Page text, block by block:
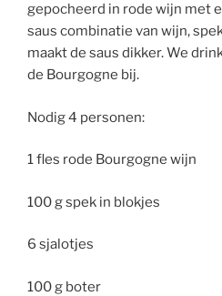
gepocheerd in rode wijn met
saus combinatie van wijn,
maakt de saus dikker. We
de Bourgogne bij.
Nodig 4 personen:
1 fles rode Bourgogne wijn
100 g spek in blokjes
6 sjalotjes
100 g boter